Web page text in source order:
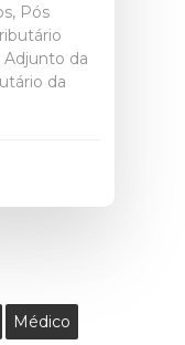
Pós
Adjunto da
da
Médico